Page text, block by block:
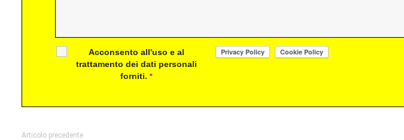
Acconsento all'uso e al
trattamento dei dati personali
forniti.*
Articolo precedente